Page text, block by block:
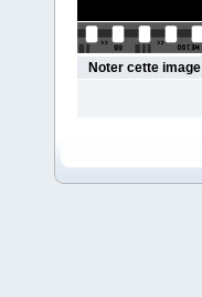
Noter cette image